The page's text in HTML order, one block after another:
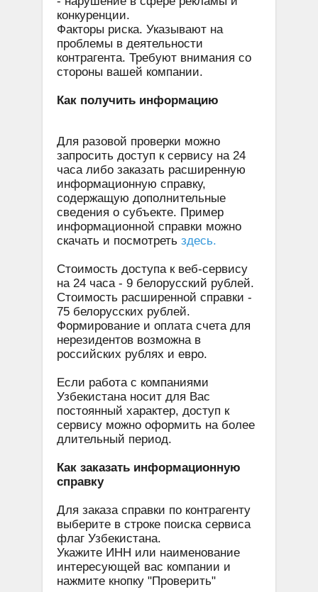
конкуренции.
Факторы риска. Указывают на
проблемы в деятельности
контрагента. Требуют внимания со
стороны вашей компании.
Как получить информацию
Для разовой проверки можно
запросить доступ к сервису на 24
часа либо заказать расширенную
информационную справку,
содержащую дополнительные
сведения о субъекте. Пример
информационной справки можно
скачать и посмотретьздесь.
Стоимость доступа к веб-сервису
на 24 часа - 9 белорусский рублей.
Стоимость расширенной справки -
75 белорусских рублей.
Формирование и оплата счета для
нерезидентов возможна в
российских рублях и евро.
Если работа с компаниями
Узбекистана носит для Вас
постоянный характер, доступ к
сервису можно оформить на более
длительный период.
Как заказать информационную
справку
Для заказа справки по контрагенту
выберите в строке поиска сервиса
флаг Узбекистана.
Укажите ИНН или наименование
интересующей вас компании и
нажмите кнопку "Проверить"